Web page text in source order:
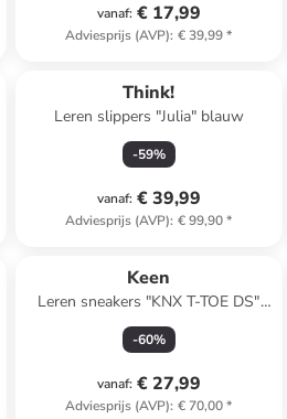
vanaf: € 17,99
Adviesprijs (AVP): € 39,99*
Think!
Leren slippers "Julia" blauw
-59%
vanaf: € 39,99
Adviesprijs (AVP): € 99,90*
Keen
Leren sneakers "KNX T-TOE DS"
lichtblauw
-60%
vanaf: € 27,99
Adviesprijs (AVP): € 70,00*